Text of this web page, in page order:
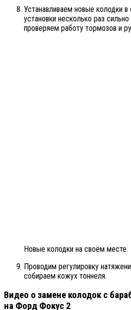
Устанавливаем новые колодки
установки несколько раз
проверяем работу тормозов и
Новые колодки на своём месте.
Проводим регулировку
собираем кожух тоннеля.
Видео о замене колодок с
на Форд Фокус 2